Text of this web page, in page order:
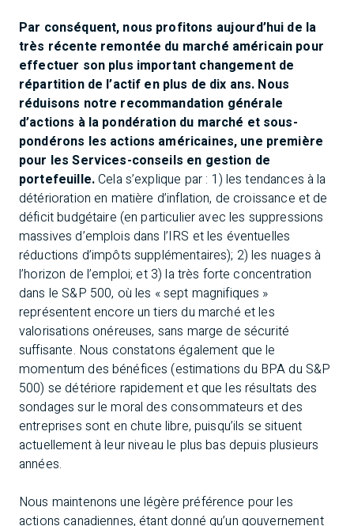
Par conséquent, nous profitons aujourd’hui de la
très récente remontée du marché américain pour
effectuer son plus important changement de
répartition de l’actif en plus de dix ans. Nous
réduisons notre recommandation générale
d’actions à la pondération du marché et sous-
pondérons les actions américaines, une première
pour les Services-conseils en gestion de
portefeuille.Cela s’explique par : 1) les tendances à la
détérioration en matière d’inflation, de croissance et de
déficit budgétaire (en particulier avec les suppressions
massives d’emplois dans l’IRS et les éventuelles
réductions d’impôts supplémentaires); 2) les nuages à
l’horizon de l’emploi; et 3) la très forte concentration
dans le S&P 500, où les « sept magnifiques »
représentent encore un tiers du marché et les
valorisations onéreuses, sans marge de sécurité
suffisante. Nous constatons également que le
momentum des bénéfices (estimations du BPA du S&P
500) se détériore rapidement et que les résultats des
sondages sur le moral des consommateurs et des
entreprises sont en chute libre, puisqu’ils se situent
actuellement à leur niveau le plus bas depuis plusieurs
années.
Nous maintenons une légère préférence pour les
actions canadiennes, étant donné qu’un gouvernement